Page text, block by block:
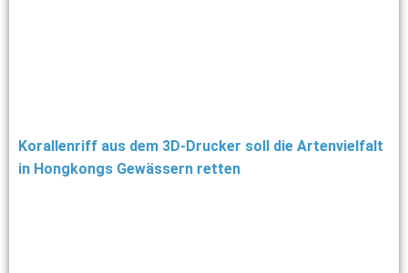
Korallenriff aus dem 3D-Drucker soll die Artenvielfalt
in Hongkongs Gewässern retten